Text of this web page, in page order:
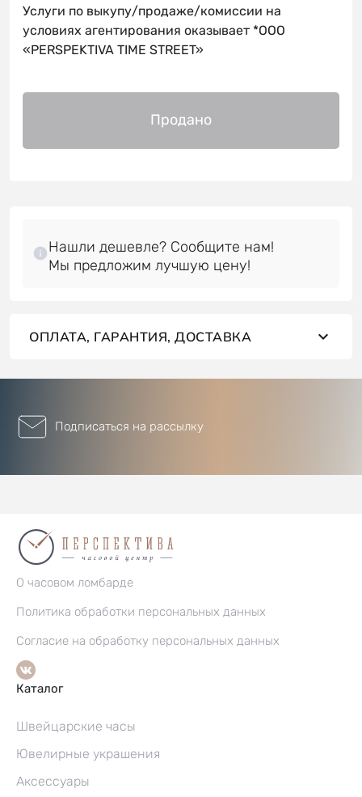
Услуги по выкупу/продаже/комиссии на
условиях агентирования оказывает *OOO
«PERSPEKTIVA TIME STREET»
Продано
Нашли дешевле? Сообщите нам!
ОПЛАТА, ГАРАНТИЯ, ДОСТАВКА
Подписаться на рассылку
О часовом ломбарде
Политика обработки персональных данных
Согласие на обработку персональных данных
Каталог
Швейцарские часы
Ювелирные украшения
Аксессуары